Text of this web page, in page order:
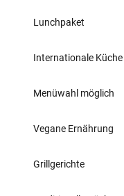
Lunchpaket
Internationale Küche
Menüwahl möglich
Vegane Ernährung
Grillgerichte